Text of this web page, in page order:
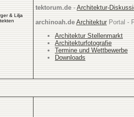
& Lilja
tektorum.de - Architektur-
archinoah.de ArchitekturPortal -
Architektur Stellenmarkt
Architekturfotografie
Termine und Wettbewerbe
Downloads